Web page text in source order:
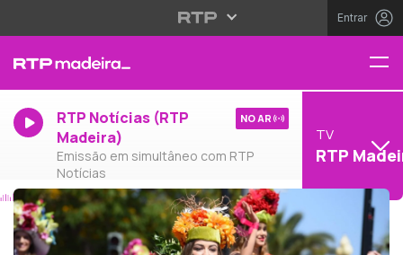
Entrar
RTP Notícias (RTP
Madeira)
Emissão em simultâneo com RTP
Notícias
NO AR
TV
RTP